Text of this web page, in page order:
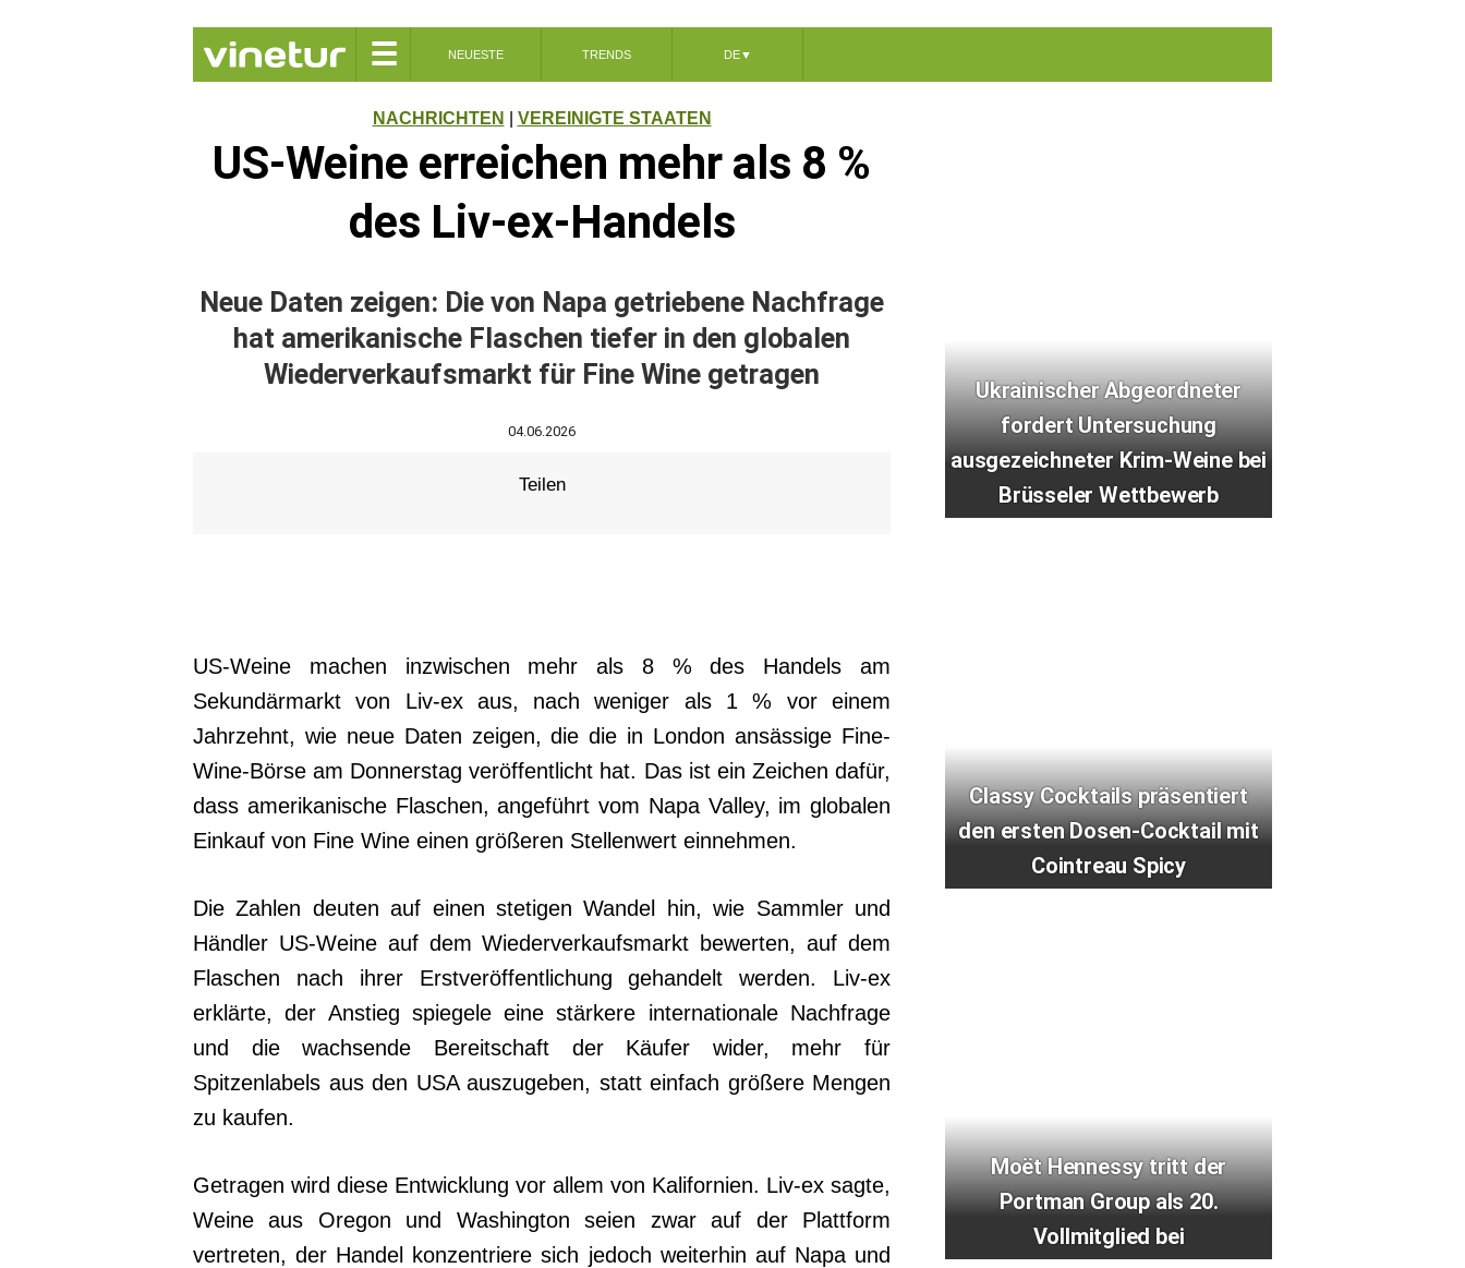
☰ NEUESTE TRENDS DE▼
NACHRICHTEN VEREINIGTE STAATEN
US-Weine erreichen mehr als 8 %
des Liv-ex-Handels
Neue Daten zeigen: Die von Napa getriebene Nachfrage
hat amerikanische Flaschen tiefer in den globalen
Wiederverkaufsmarkt für Fine Wine getragen
04.06.2026
Teilen
US-Weine machen inzwischen mehr als 8 % des Handels am
Sekundärmarkt von Liv-ex aus, nach weniger als 1 % vor einem
Jahrzehnt, wie neue Daten zeigen, die die in London ansässige Fine-
Wine-Börse am Donnerstag veröffentlicht hat. Das ist ein Zeichen dafür,
dass amerikanische Flaschen, angeführt vom Napa Valley, im globalen
Einkauf von Fine Wine einen größeren Stellenwert einnehmen.
Die Zahlen deuten auf einen stetigen Wandel hin, wie Sammler und
Händler US-Weine auf dem Wiederverkaufsmarkt bewerten, auf dem
Flaschen nach ihrer Erstveröffentlichung gehandelt werden. Liv-ex
erklärte, der Anstieg spiegele eine stärkere internationale Nachfrage
und die wachsende Bereitschaft der Käufer wider, mehr für
Spitzenlabels aus den USA auszugeben, statt einfach größere Mengen
zu kaufen.
Getragen wird diese Entwicklung vor allem von Kalifornien. Liv-ex sagte,
Weine aus Oregon und Washington seien zwar auf der Plattform
vertreten, der Handel konzentriere sich jedoch weiterhin auf Napa und
Ukrainischer Abgeordneter
fordert Untersuchung
ausgezeichneter Krim-Weine bei
Brüsseler Wettbewerb
Classy Cocktails präsentiert
den ersten Dosen-Cocktail mit
Cointreau Spicy
Moët Hennessy tritt der
Portman Group als 20.
Vollmitglied bei